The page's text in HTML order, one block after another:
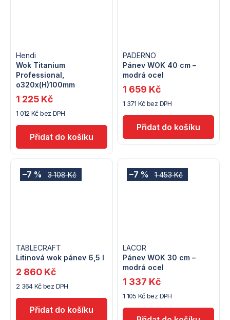
Wok Titanium
Professional,
o320x(H)100mm
Hendi
1 012 Kč bez DPH
1 225 Kč
Pánev WOK 40 cm –
modrá ocel
PADERNO
1 371 Kč bez DPH
1 659 Kč
3 108 Kč
–7 %
Litinová wok pánev 6,5 l
TABLECRAFT
2 364 Kč bez DPH
2 860 Kč
1 453 Kč
–7 %
Pánev WOK 30 cm –
modrá ocel
LACOR
1 105 Kč bez DPH
1 337 Kč